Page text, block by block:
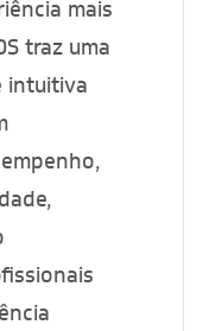
mais
traz uma
intuitiva